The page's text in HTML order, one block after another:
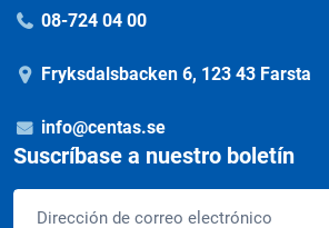
08-724 04 00
Fryksdalsbacken 6, 123 43 Farsta
info@centas.se
Suscríbase a nuestro boletín